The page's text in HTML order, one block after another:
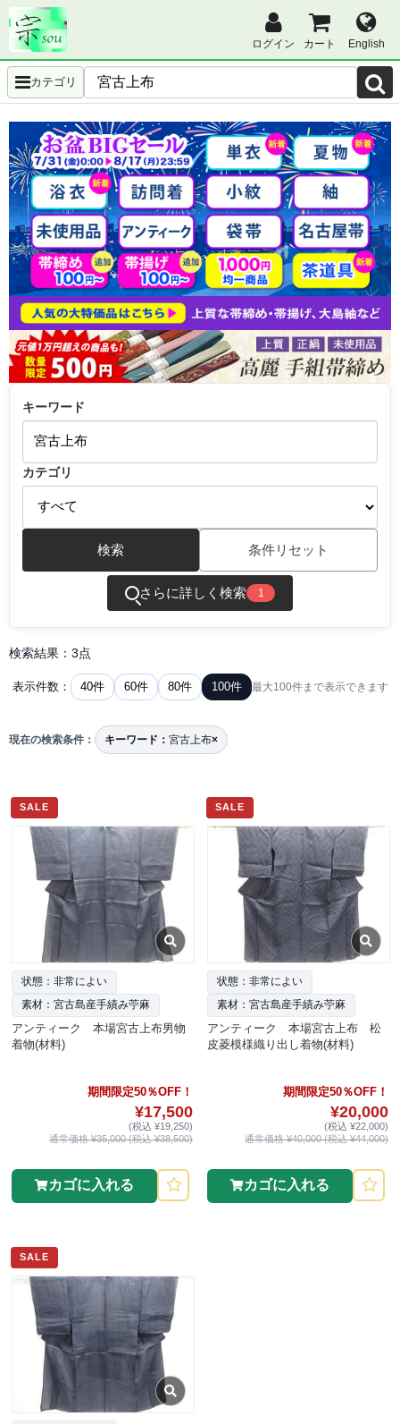
ログイン カート English
カテゴリ
キーワード
カテゴリ
検索 条件リセット
さらに詳しく検索 1
検索結果：3点
表示件数： 40件 60件 80件 100件 最大100件まで表示できます
現在の検索条件： キーワード： 宮古上布×
SALE
状態：非常によい
素材：宮古島産手績み苧麻
アンティーク 本場宮古上布男物
着物(材料)
期間限定50％OFF！
¥17,500
(税込 ¥19,250)
通常価格 ¥35,000 (税込 ¥38,500)
カゴに入れる
SALE
状態：非常によい
素材：宮古島産手績み苧麻
アンティーク 本場宮古上布 松
皮菱模様織り出し着物(材料)
期間限定50％OFF！
¥20,000
(税込 ¥22,000)
通常価格 ¥40,000 (税込 ¥44,000)
カゴに入れる
SALE